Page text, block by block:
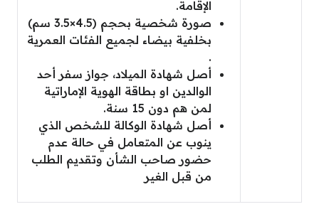
الإقامة.
صورة شخصية بحجم (4.5×3.5 سم)
بخلفية بيضاء لجميع الفئات العمرية
.
أصل شهادة الميلاد، جواز سفر أحد
الوالدين او بطاقة الهوية الإماراتية
لمن هم دون 15 سنة.
أصل شهادة الوكالة للشخص الذي
ينوب عن المتعامل في حالة عدم
حضور صاحب الشأن وتقديم الطلب
من قبل الغير